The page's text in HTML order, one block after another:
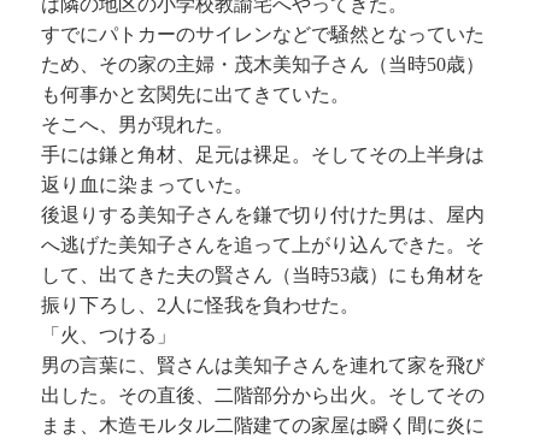
は隣の地区の小学校教諭宅へやってきた。
すでにパトカーのサイレンなどで騒然となっていた
ため、その家の主婦・茂木美知子さん（当時50歳）
も何事かと玄関先に出てきていた。
そこへ、男が現れた。
手には鎌と角材、足元は裸足。そしてその上半身は
返り血に染まっていた。
後退りする美知子さんを鎌で切り付けた男は、屋内
へ逃げた美知子さんを追って上がり込んできた。そ
して、出てきた夫の賢さん（当時53歳）にも角材を
振り下ろし、2人に怪我を負わせた。
「火、つける」
男の言葉に、賢さんは美知子さんを連れて家を飛び
出した。その直後、二階部分から出火。そしてその
まま、木造モルタル二階建ての家屋は瞬く間に炎に